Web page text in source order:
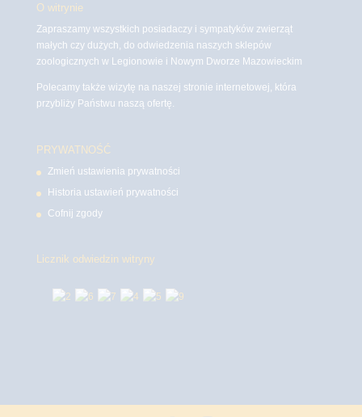
O witrynie
Zapraszamy wszystkich posiadaczy i sympatyków zwierząt
małych czy dużych, do odwiedzenia naszych sklepów
zoologicznych w Legionowie i Nowym Dworze Mazowieckim
Polecamy także wizytę na naszej stronie internetowej, która
przybliży Państwu naszą ofertę.
PRYWATNOŚĆ
Zmień ustawienia prywatności
Historia ustawień prywatności
Cofnij zgody
Licznik odwiedzin witryny